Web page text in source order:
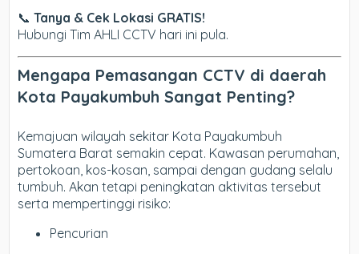
📞Tanya & Cek Lokasi GRATIS!
Hubungi Tim AHLI CCTV hari ini pula.
Mengapa Pemasangan CCTV di daerah
Kota Payakumbuh Sangat Penting?
Kemajuan wilayah sekitar Kota Payakumbuh
Sumatera Barat semakin cepat. Kawasan perumahan,
pertokoan, kos-kosan, sampai dengan gudang selalu
tumbuh. Akan tetapi peningkatan aktivitas tersebut
serta mempertinggi risiko:
Pencurian